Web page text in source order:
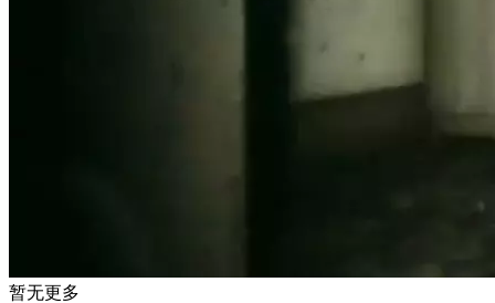
暂无更多